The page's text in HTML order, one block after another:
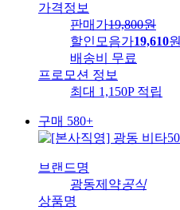
가격정보
판매가19,800원
할인모음가19,610원
배송비
무료
프로모션 정보
최대 1,150P 적립
구매 580+
브랜드명
광동제약공식
상품명